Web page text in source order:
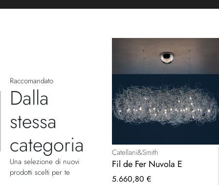
Raccomandato
Dalla
stessa
categoria
Una selezione di nuovi
prodotti scelti per te
Catellani&Smith
Fil de Fer Nuvola E
5.660,80 €